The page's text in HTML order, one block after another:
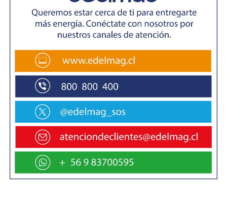
50 ejemplares de distintas revistas y cuatro estanterías
para disponer el material de libre acceso». Agradeció
especialmente la gestión de la subdirectora de Calidad y
Gestión en Salud del Cosam Miraflores para concretar
esta iniciativa, «que contribuye a dar cumplimiento a las
líneas de acción previstas en el Plan Regional de Lectura,
desarrollando acciones que facilitan el acceso a la
lectura por parte de la comunidad regional».